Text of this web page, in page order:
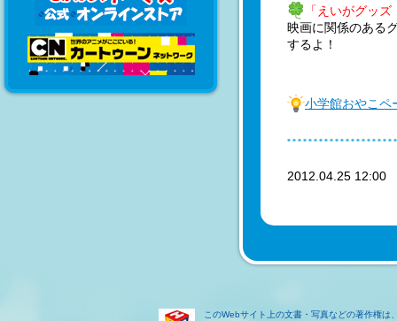
「えいがグッ
映画に関係のある
するよ！
小学館おやこ
2012.04.25
このWebサイト上の文書・写真などの著作権